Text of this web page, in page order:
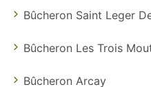
Bûcheron Saint Leger
Bûcheron Les Trois
Bûcheron Arcay